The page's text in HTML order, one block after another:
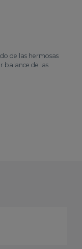
de las hermosas
balance de las